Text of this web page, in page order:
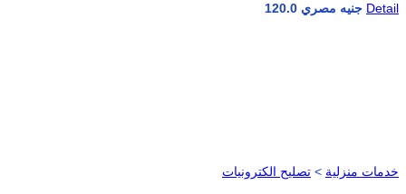
120.0 جنيه مصري Detail
خدمات منزلية > تصليح الكترونيات